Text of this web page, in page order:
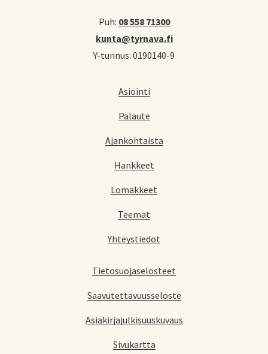
Puh: 08 558 71300
kunta@tyrnava.fi
Y-tunnus: 0190140-9
Asiointi
Palaute
Ajankohtaista
Hankkeet
Lomakkeet
Teemat
Yhteystiedot
Tietosuojaselosteet
Saavutettavuusseloste
Asiakirjajulkisuuskuvaus
Sivukartta